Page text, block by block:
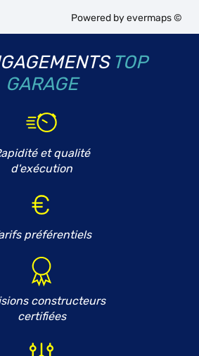
Powered byevermaps ©
TOP
GARAGE
et qualité
d'exécution
préférentiels
constructeurs
certifiées